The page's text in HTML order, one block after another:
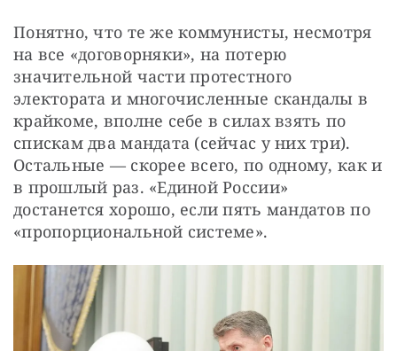
Понятно, что те же коммунисты, несмотря
на все «договорняки», на потерю
значительной части протестного
электората и многочисленные скандалы в
крайкоме, вполне себе в силах взять по
спискам два мандата (сейчас у них три).
Остальные — скорее всего, по одному, как и
в прошлый раз. «Единой России»
достанется хорошо, если пять мандатов по
«пропорциональной системе».